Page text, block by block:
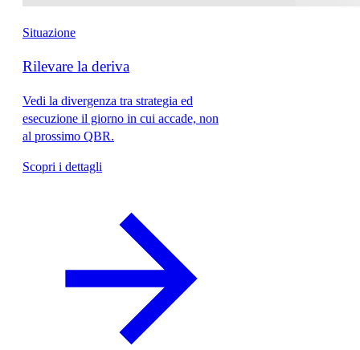
Situazione
Rilevare la deriva
Vedi la divergenza tra strategia ed
esecuzione il giorno in cui accade, non
al prossimo QBR.
Scopri i dettagli